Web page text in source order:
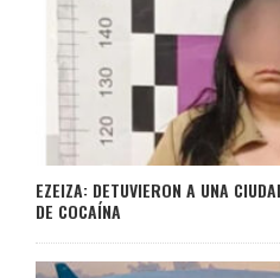
EZEIZA: DETUVIERON A UNA
DE COCAÍNA